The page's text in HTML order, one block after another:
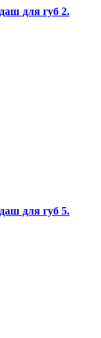
для губ 2.
для губ 5.